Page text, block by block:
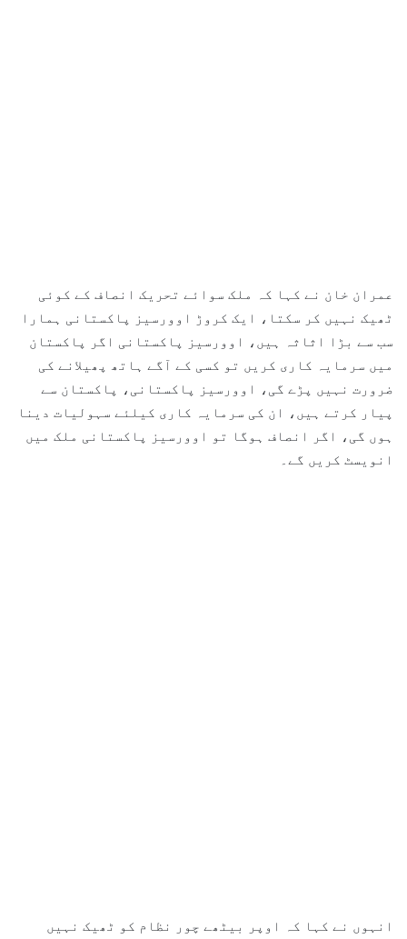
عمران خان نے کہا کہ ملک سوائے تحریک انصاف کے کوئی
ٹھیک نہیں کر سکتا، ایک کروڑ اوورسیز پاکستانی ہمارا
سب سے بڑا اثاثہ ہیں، اوورسیز پاکستانی اگر پاکستان
میں سرمایہ کاری کریں تو کسی کے آگے ہاتھ پھیلانے کی
ضرورت نہیں پڑے گی، اوورسیز پاکستانی، پاکستان سے
پیار کرتے ہیں، ان کی سرمایہ کاری کیلئے سہولیات دینا
ہوں گی، اگر انصاف ہوگا تو اوورسیز پاکستانی ملک میں
انویسٹ کریں گے۔
انہوں نے کہا کہ اوپر بیٹھے چور نظام کو ٹھیک نہیں